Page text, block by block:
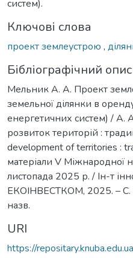
систем).
Ключові слова
проект землеустрою ,
Бібліографічний опис
Мельник A. A. Проект
земельної ділянки в
енергетичних систем) /
розвиток територій :
development of territories :
матеріали V Міжнародної
листопада 2025 р. / Ін-т
ЕКОІНВЕСТКОМ, 2025. – С.
назв.
URI
https://